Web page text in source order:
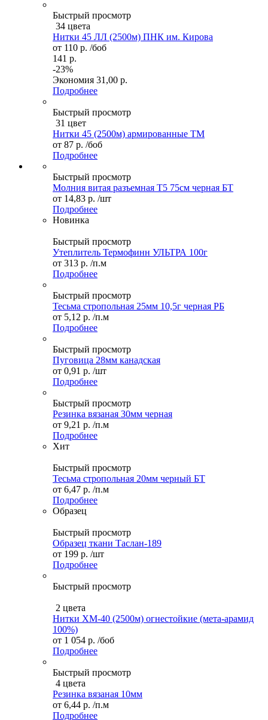
Быстрый просмотр
34 цвета
Нитки 45 ЛЛ (2500м) ПНК им. Кирова
от 110 р. /боб
141 р.
-23%
Экономия 31,00 р.
Подробнее
Быстрый просмотр
31 цвет
Нитки 45 (2500м) армированные ТМ
от 87 р. /боб
Подробнее
Быстрый просмотр
Молния витая разъемная Т5 75см черная БТ
от 14,83 р. /шт
Подробнее
Новинка
Быстрый просмотр
Утеплитель Термофинн УЛЬТРА 100г
от 313 р. /п.м
Подробнее
Быстрый просмотр
Тесьма стропольная 25мм 10,5г черная РБ
от 5,12 р. /п.м
Подробнее
Быстрый просмотр
Пуговица 28мм канадская
от 0,91 р. /шт
Подробнее
Быстрый просмотр
Резинка вязаная 30мм черная
от 9,21 р. /п.м
Подробнее
Хит
Быстрый просмотр
Тесьма стропольная 20мм черный БТ
от 6,47 р. /п.м
Подробнее
Образец
Быстрый просмотр
Образец ткани Таслан-189
от 199 р. /шт
Подробнее
Быстрый просмотр
2 цвета
Нитки ХМ-40 (2500м) огнестойкие (мета-арамид
100%)
от 1 054 р. /боб
Подробнее
Быстрый просмотр
4 цвета
Резинка вязаная 10мм
от 6,44 р. /п.м
Подробнее